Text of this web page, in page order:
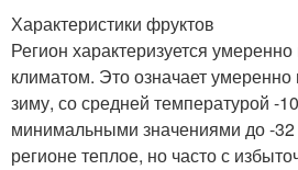
Характеристики фруктов
Регион характеризуется
климатом. Это означает
зиму, со средней температурой -
минимальными значениями до -32
регионе теплое, но часто с